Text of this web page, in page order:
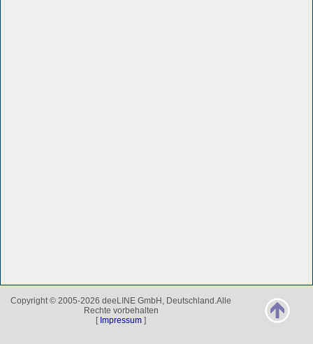
Copyright © 2005-2026 deeLINE GmbH, Deutschland.Alle
Rechte vorbehalten
[ Impressum ]